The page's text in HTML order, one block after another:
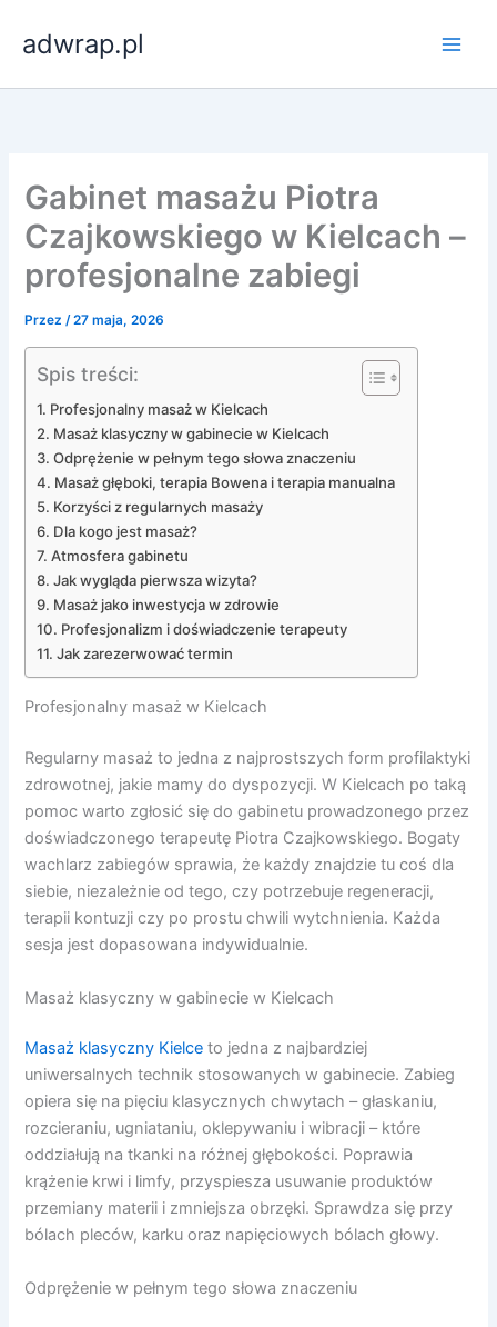
adwrap.pl
Gabinet masażu Piotra
Czajkowskiego w Kielcach –
profesjonalne zabiegi
Przez/27 maja, 2026
Spis treści:
Profesjonalny masaż w Kielcach
Masaż klasyczny w gabinecie w Kielcach
Odprężenie w pełnym tego słowa znaczeniu
Masaż głęboki, terapia Bowena i terapia manualna
Korzyści z regularnych masaży
Dla kogo jest masaż?
Atmosfera gabinetu
Jak wygląda pierwsza wizyta?
Masaż jako inwestycja w zdrowie
Profesjonalizm i doświadczenie terapeuty
Jak zarezerwować termin
Profesjonalny masaż w Kielcach
Regularny masaż to jedna z najprostszych form profilaktyki
zdrowotnej, jakie mamy do dyspozycji. W Kielcach po taką
pomoc warto zgłosić się do gabinetu prowadzonego przez
doświadczonego terapeutę Piotra Czajkowskiego. Bogaty
wachlarz zabiegów sprawia, że każdy znajdzie tu coś dla
siebie, niezależnie od tego, czy potrzebuje regeneracji,
terapii kontuzji czy po prostu chwili wytchnienia. Każda
sesja jest dopasowana indywidualnie.
Masaż klasyczny w gabinecie w Kielcach
Masaż klasyczny Kielce to jedna z najbardziej
uniwersalnych technik stosowanych w gabinecie. Zabieg
opiera się na pięciu klasycznych chwytach – głaskaniu,
rozcieraniu, ugniataniu, oklepywaniu i wibracji – które
oddziałują na tkanki na różnej głębokości. Poprawia
krążenie krwi i limfy, przyspiesza usuwanie produktów
przemiany materii i zmniejsza obrzęki. Sprawdza się przy
bólach pleców, karku oraz napięciowych bólach głowy.
Odprężenie w pełnym tego słowa znaczeniu